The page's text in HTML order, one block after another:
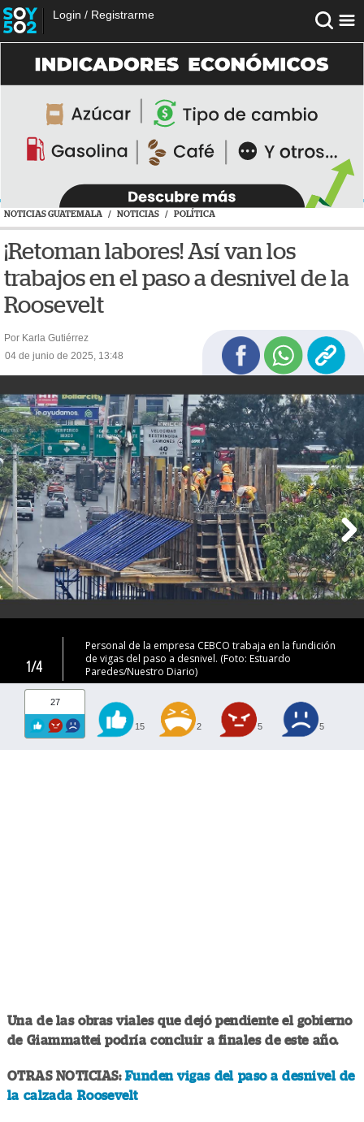
Login / Registrarme
NOTICIAS GUATEMALA / NOTICIAS / POLÍTICA
¡Retoman labores! Así van los
trabajos en el paso a desnivel de la
Roosevelt
Por Karla Gutiérrez
04 de junio de 2025, 13:48
1/4
Personal de la empresa CEBCO trabaja en la fundición
de vigas del paso a desnivel. (Foto: Estuardo
Paredes/Nuestro Diario)
27
15 2 5 5
Una de las obras viales que dejó pendiente el gobierno
de Giammattei podría concluir a finales de este año.
OTRAS NOTICIAS: Funden vigas del paso a desnivel de
la calzada Roosevelt